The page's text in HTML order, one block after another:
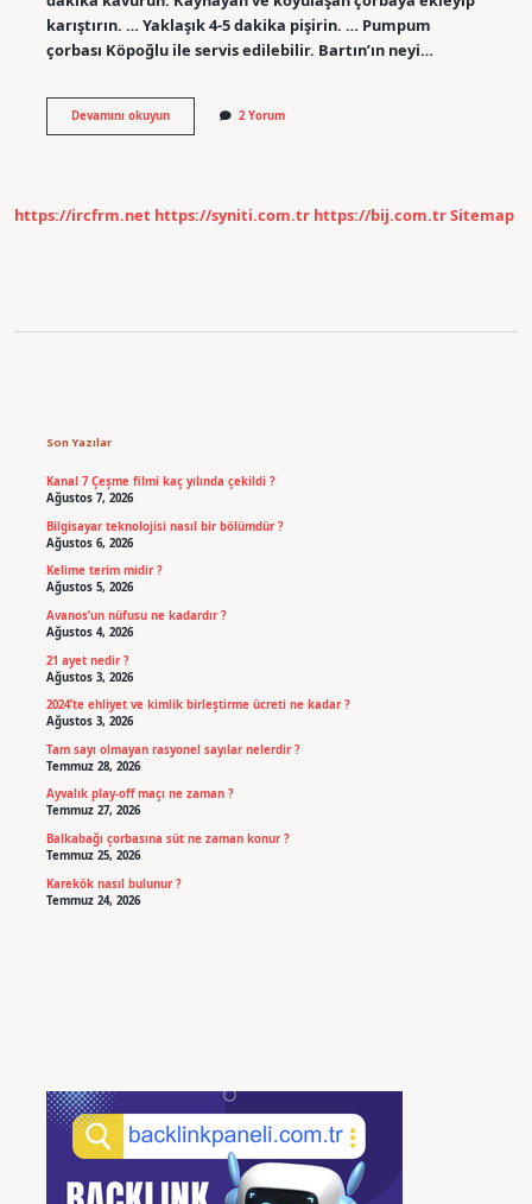
karıştırın. … Yaklaşık 4-5 dakika pişirin. … Pumpum
çorbası Köpoğlu ile servis edilebilir. Bartın’ın neyi…
Devamını okuyunPonpon
Çorbası
2 Yorum
https://ircfrm.net https://syniti.com.tr https://bij.com.trSitemap
Son Yazılar
Kanal 7 Çeşme filmi kaç yılında çekildi ?
Ağustos 7, 2026
Bilgisayar teknolojisi nasıl bir bölümdür ?
Ağustos 6, 2026
Kelime terim midir ?
Ağustos 5, 2026
Avanos’un nüfusu ne kadardır ?
Ağustos 4, 2026
21 ayet nedir ?
Ağustos 3, 2026
2024’te ehliyet ve kimlik birleştirme ücreti ne kadar ?
Ağustos 3, 2026
Tam sayı olmayan rasyonel sayılar nelerdir ?
Temmuz 28, 2026
Ayvalık play-off maçı ne zaman ?
Temmuz 27, 2026
Balkabağı çorbasına süt ne zaman konur ?
Temmuz 25, 2026
Karekök nasıl bulunur ?
Temmuz 24, 2026